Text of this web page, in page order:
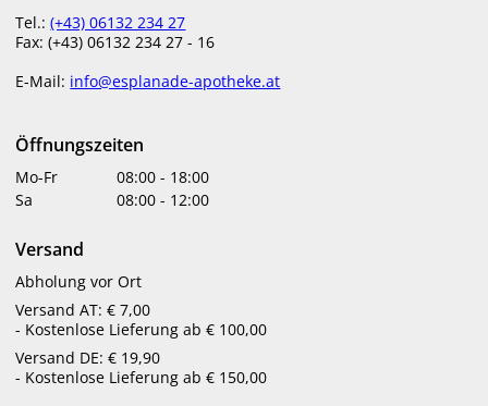
Unsere Empfehlungen für Sie
Tel.:(+43) 06132 234 27
Fax: (+43) 06132 234 27 - 16
E-Mail: info@esplanade-apotheke.at
Öffnungszeiten
Mo-Fr 08:00 - 18:00
Sa
08:00 - 12:00
Versand
Abholung vor Ort
Versand AT: € 7,00
- Kostenlose Lieferung ab € 100,00
Versand DE: € 19,90
- Kostenlose Lieferung ab € 150,00